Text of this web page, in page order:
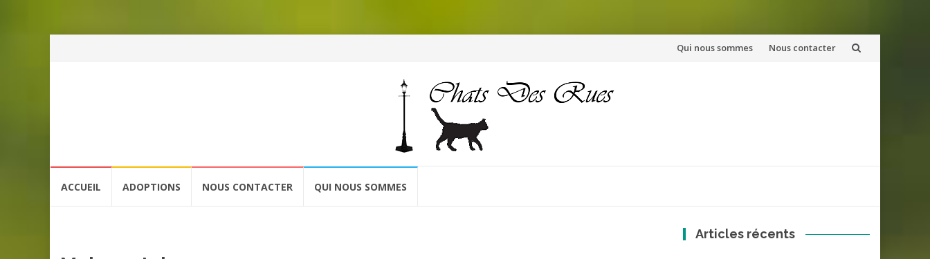
Aller
Qui nous sommes Nous contacter
ACCUEIL ADOPTIONS NOUS CONTACTER QUI NOUS SOMMES
Articles récents